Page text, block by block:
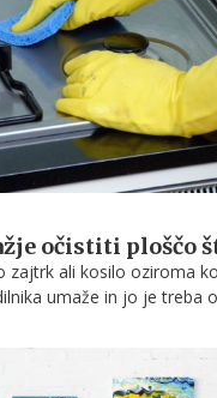
očistiti ploščo
zajtrk ali kosilo oziroma
umaže in jo je treba